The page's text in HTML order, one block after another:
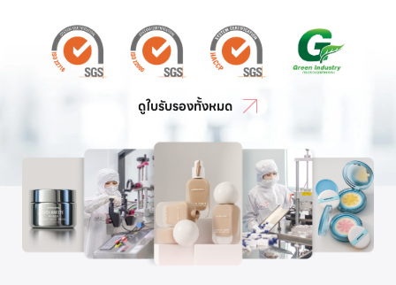
ดูใบรับรองทั้งหมด